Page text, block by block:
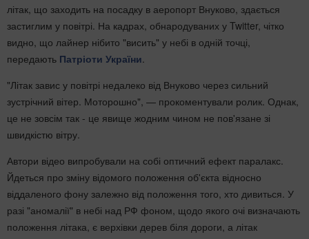
літак, що заходить на посадку в аеропорт Внуково, здається
застиглим у повітрі. На кадрах, обнародуваних у Twitter, чітко
видно, що лайнер нібито "висить" у небі в одній точці,
передають Патріоти України.
"Літак завис у повітрі недалеко від Внуково через сильний
зустрічний вітер. Моторошно", — прокоментували ролик. Однак,
це не зовсім так - це явище жодним чином не пов'язане зі
швидкістю вітру.
Автори відео випробували на собі оптичний ефект паралакс.
Йдеться про зміну відомого положення об'єкта відносно
віддаленого фону залежно від положення того, хто дивиться. У
разі "аномалії" в небі над РФ фоном, щодо якого очі визначають
положення літака, є верхівки дерев біля дороги, а літак